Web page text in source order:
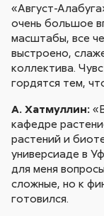
«Август-
очень большое
масштабы, все
выстроено,
коллектива.
гордятся тем,
А. Хатмуллин:
кафедре
растений и
универсиаде в
для меня
сложные, но к
готовился.